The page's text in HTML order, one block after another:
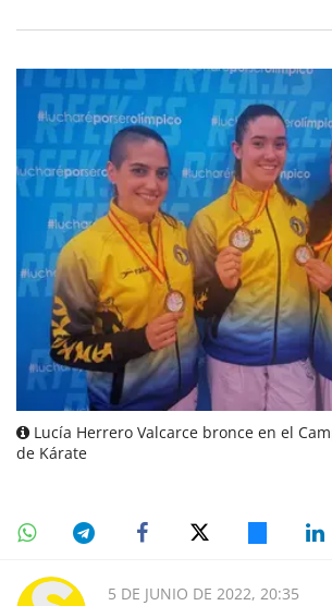
Lucía Herrero Valcarce bronce en el
de Kárate
5 DE JUNIO DE 2022, 20:35